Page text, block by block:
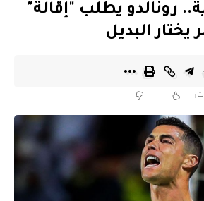
رونالدو يطلب "إقالة"
يختار البديل